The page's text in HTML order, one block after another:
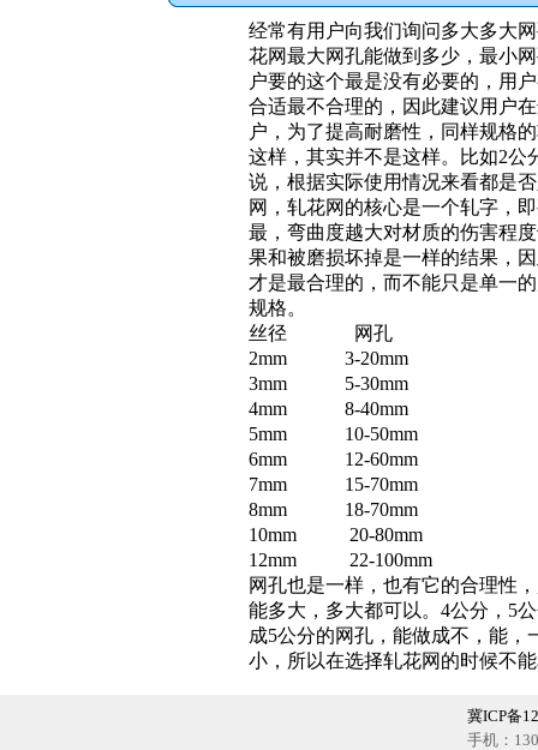
经常有用户向我们询问多大多大
花网最大网孔能做到多少，最小
户要的这个最是没有必要的，用
合适最不合理的，因此建议用户
户，为了提高耐磨性，同样规格
这样，其实并不是这样。比如2公
说，根据实际使用情况来看都是
网， 轧花网 的核心是一个轧字，
最，弯曲度越大对材质的伤害程
果和被磨损坏掉是一样的结果，
才是最合理的，而不能只是单一
规格。
丝径 网孔
2mm 3-20mm
3mm 5-30mm
4mm 8-40mm
5mm 10-50mm
6mm 12-60mm
7mm 15-70mm
8mm 18-70mm
10mm 20-80mm
12mm 22-100mm
网孔也是一样，也有它的合理性
能多大，多大都可以。4公分，5
成5公分的网孔，能做成不，能
小，所以在选择轧花网 的时候不
冀ICP备
手机：